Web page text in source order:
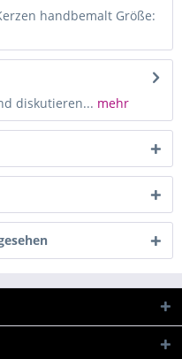
handbemalt Größe:
diskutieren... mehr